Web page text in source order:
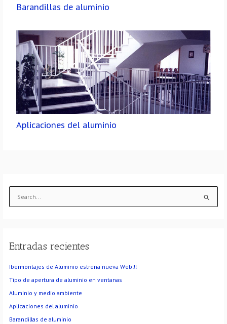
Barandillas de aluminio
Aplicaciones del aluminio
a
p
o
r
:
Entradas recientes
Ibermontajes de Aluminio estrena nueva Web!!!
Tipo de apertura de aluminio en ventanas
Aluminio y medio ambiente
Aplicaciones del aluminio
Barandillas de aluminio